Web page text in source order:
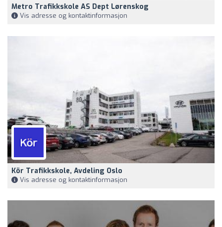
Metro Trafikkskole AS Dept Lørenskog
Vis adresse og kontaktinformasjon
Kör Trafikkskole, Avdeling Oslo
Vis adresse og kontaktinformasjon